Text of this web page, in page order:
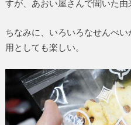
すが、あおい屋さんで聞いた由
ちなみに、いろいろなせんべ
用としても楽しい。